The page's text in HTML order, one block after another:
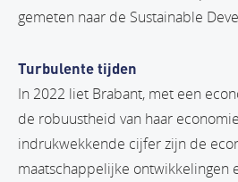
gemeten naar de Sustainable
Turbulente tijden
In 2022 liet Brabant, met een
de robuustheid van haar
indrukwekkende cijfer zijn de
maatschappelijke ontwikkelingen